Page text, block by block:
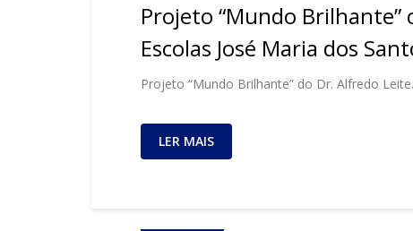
Projeto “Mundo Brilhante”
Escolas José Maria dos
Projeto “Mundo Brilhante” do Dr. Alfredo
LER MAIS